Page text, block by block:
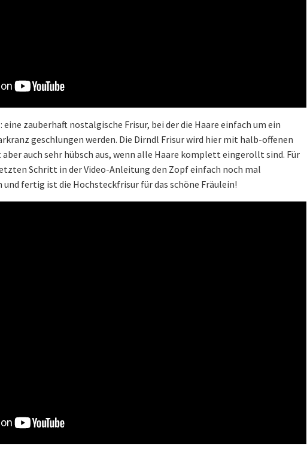
: eine zauberhaft nostalgische Frisur, bei der die Haare einfach um ein
geschlungen werden. Die Dirndl Frisur wird hier mit halb-offenen
auch sehr hübsch aus, wenn alle Haare komplett eingerollt sind. Für
Schritt in der Video-Anleitung den Zopf einfach noch mal
fertig ist die Hochsteckfrisur für das schöne Fräulein!